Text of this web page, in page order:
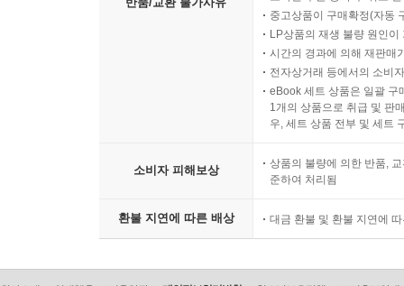
중고상품이 구매확정(자동
LP상품의 재생 불량 원인
시간의 경과에 의해 재판매
전자상거래 등에서의 소비
eBook 세트 상품은 일괄 구
1개의 상품으로 취급 및 판
우, 세트 상품 전부 및 세트
소비자 피해보상
상품의 불량에 의한 반품,
준하여 처리됨
환불 지연에 따른 배상 대금 환불 및 환불 지연에